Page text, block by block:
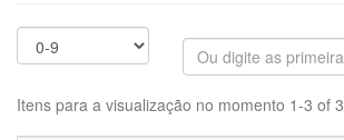
Itens para a visualização no momento 1-3 of 3